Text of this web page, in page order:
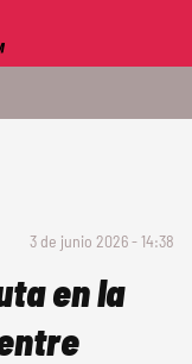
3 de junio 2026 - 14:38
en la